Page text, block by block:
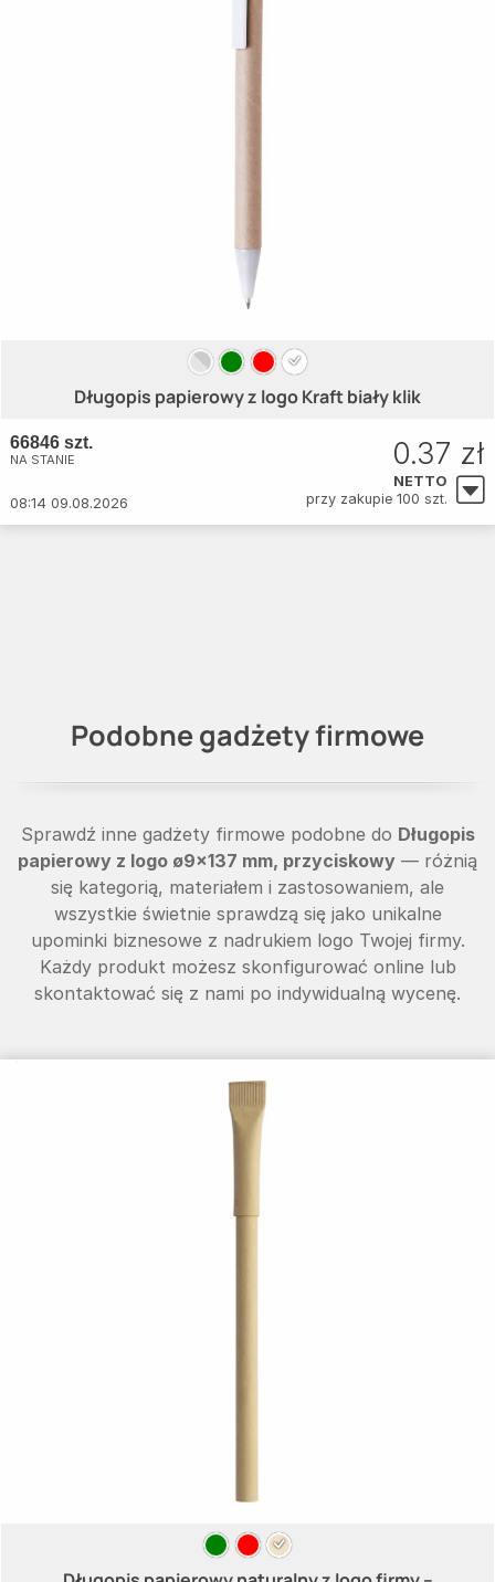
Długopis papierowy z logo Kraft biały klik
66846 szt.
NA STANIE
08:14 09.08.2026
0.37 zł
NETTO
przy zakupie 100 szt.
Podobne gadżety firmowe
Sprawdź inne gadżety firmowe podobne do Długopis
papierowy z logo ø9×137 mm, przyciskowy — różnią
się kategorią, materiałem i zastosowaniem, ale
wszystkie świetnie sprawdzą się jako unikalne
upominki biznesowe z nadrukiem logo Twojej firmy.
Każdy produkt możesz skonfigurować online lub
skontaktować się z nami po indywidualną wycenę.